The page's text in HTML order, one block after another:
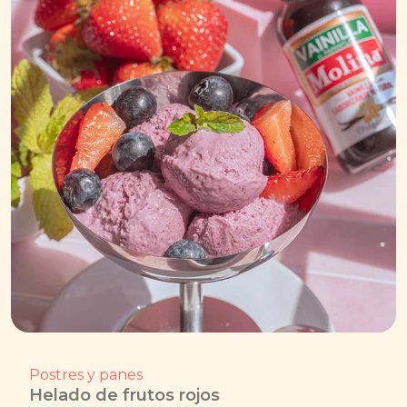
Postres y panes
Helado de frutos rojos